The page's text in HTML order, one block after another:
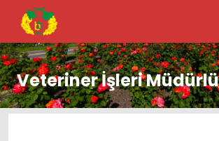
Veteriner İşleri